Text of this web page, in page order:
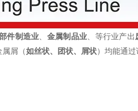
件制造业 金属制品业 、等行业产出
屑（如丝状、团状、屑状）均能通过